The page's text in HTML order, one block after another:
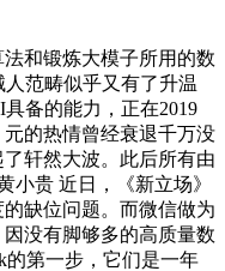
和锻炼大模子所用的数
范畴似乎又有了升温
备的能力，正在2019
的热情曾经衰退千万没
轩然大波。此后所有由
小贵 近日，《新立场》
缺位问题。而微信做为
没有脚够多的高质量数
的第一步，它们是一年